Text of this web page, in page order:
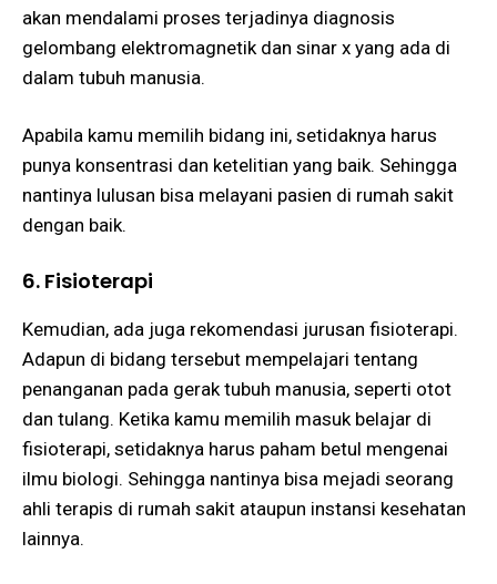
akan mendalami proses terjadinya diagnosis
gelombang elektromagnetik dan sinar x yang ada di
dalam tubuh manusia.
Apabila kamu memilih bidang ini, setidaknya harus
punya konsentrasi dan ketelitian yang baik. Sehingga
nantinya lulusan bisa melayani pasien di rumah sakit
dengan baik.
6. Fisioterapi
Kemudian, ada juga rekomendasi jurusan fisioterapi.
Adapun di bidang tersebut mempelajari tentang
penanganan pada gerak tubuh manusia, seperti otot
dan tulang. Ketika kamu memilih masuk belajar di
fisioterapi, setidaknya harus paham betul mengenai
ilmu biologi. Sehingga nantinya bisa mejadi seorang
ahli terapis di rumah sakit ataupun instansi kesehatan
lainnya.